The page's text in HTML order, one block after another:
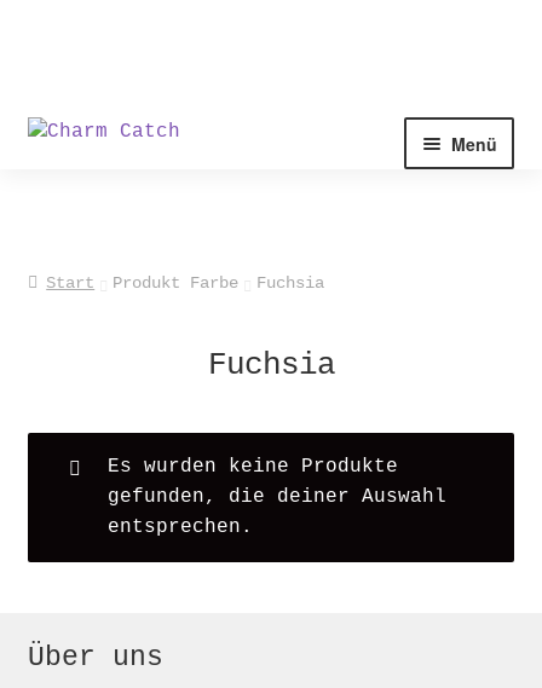
Zur
Zum
Menü
Start Produkt Farbe Fuchsia
Fuchsia
Es wurden keine Produkte
gefunden, die deiner Auswahl
entsprechen.
Über uns